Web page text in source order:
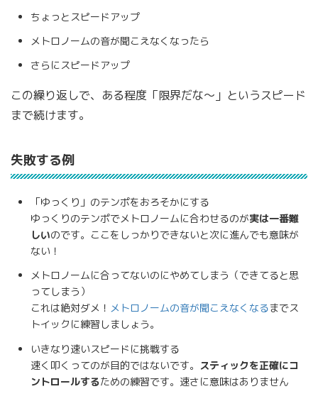
ちょっとスピードアップ
メトロノームの音が聞こえなくなったら
さらにスピードアップ
この繰り返しで、ある程度「限界だな〜」というスピード
まで続けます。
失敗する例
「ゆっくり」のテンポをおろそかにする
ゆっくりのテンポでメトロノームに合わせるのが実は一番難
しいのです。ここをしっかりできないと次に進んでも意味が
ない！
メトロノームに合ってないのにやめてしまう（できてると思
ってしまう）
これは絶対ダメ！ メトロノームの音が聞こえなくなるまでス
トイックに練習しましょう。
いきなり速いスピードに挑戦する
速く叩くってのが目的ではないです。 スティックを正確にコ
ントロールするための練習です。速さに意味はありません